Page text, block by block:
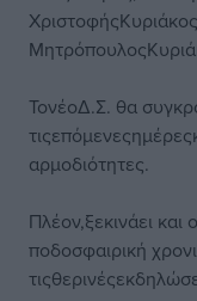
ΤονέοΔ.Σ. θα
αρμοδιότητες.
Πλέον,ξεκινάει
ποδοσφαιρική